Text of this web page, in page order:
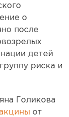
о
после
детей
риска и
Голикова
от